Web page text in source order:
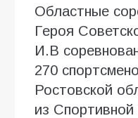
Областные
Героя
И.В
270
Ростовской
из